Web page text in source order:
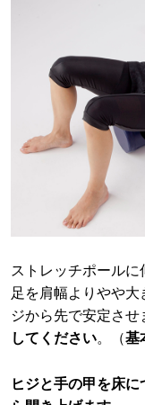
ストレッチポールに
足を肩幅よりやや大
ジから先で安定させ
してください。（基
ヒジと手の甲を床